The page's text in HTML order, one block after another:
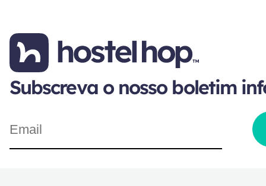
Subscreva o nosso boletim